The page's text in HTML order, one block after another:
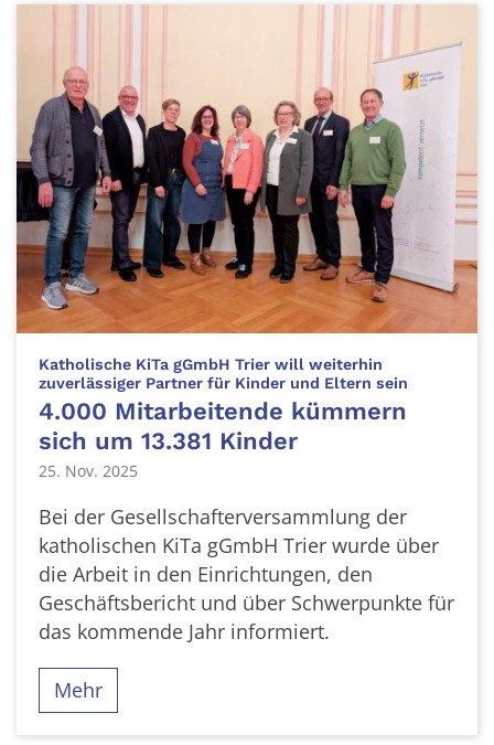
Katholische KiTa gGmbH Trier will weiterhin
zuverlässiger Partner für Kinder und Eltern sein
4.000 Mitarbeitende kümmern
sich um 13.381 Kinder
25. Nov. 2025
Bei der Gesellschafterversammlung der
katholischen KiTa gGmbH Trier wurde über
die Arbeit in den Einrichtungen, den
Geschäftsbericht und über Schwerpunkte für
das kommende Jahr informiert.
Mehr